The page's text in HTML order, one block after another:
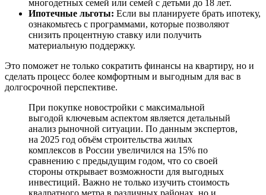
многодетных семей или семей с детьми до 18 лет.
Ипотечные льготы: Если вы планируете брать ипотеку,
ознакомьтесь с программами, которые позволяют
снизить процентную ставку или получить
материальную поддержку.
Это поможет не только сократить финансы на квартиру, но и
сделать процесс более комфортным и выгодным для вас в
долгосрочной перспективе.
При покупке новостройки с максимальной
выгодой ключевым аспектом является детальный
анализ рыночной ситуации. По данным экспертов,
на 2025 год объём строительства жилых
комплексов в России увеличился на 15% по
сравнению с предыдущим годом, что со своей
стороны открывает возможности для выгодных
инвестиций. Важно не только изучить стоимость
квадратного метра в различных районах, но и